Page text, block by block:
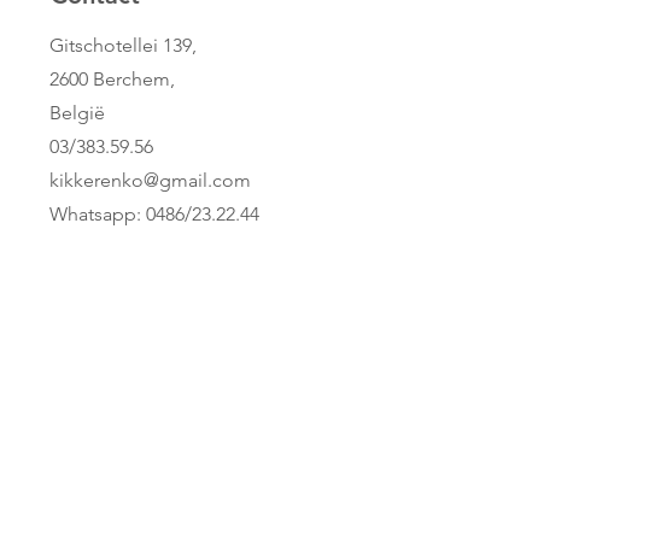
Gitschotellei 139,
2600 Berchem,
België
03/383.59.56
kikkerenko@gmail.com
Whatsapp: 0486/23.22.44